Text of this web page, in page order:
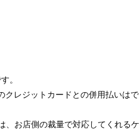
。
クレジットカードとの併用払いはで
、お店側の裁量で対応してくれるケ